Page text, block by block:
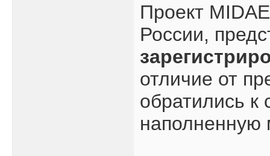
Проект
России,
отличие от
обратились к
наполненную